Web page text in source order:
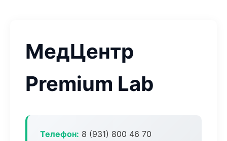
МедЦентр
Premium Lab
Телефон: 8 (931) 800 46 70